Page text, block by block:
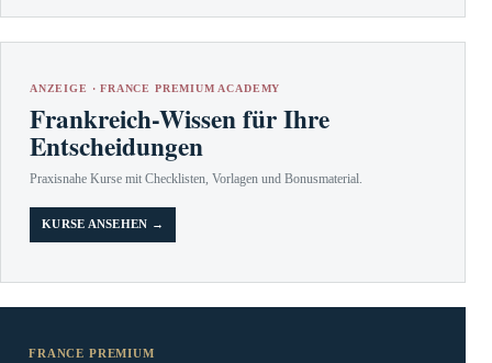
ANZEIGE · FRANCE PREMIUM ACADEMY
Frankreich-Wissen für Ihre
Entscheidungen
Praxisnahe Kurse mit Checklisten, Vorlagen und Bonusmaterial.
KURSE ANSEHEN →
FRANCE PREMIUM